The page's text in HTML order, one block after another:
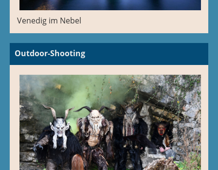
Venedig im Nebel
Outdoor-Shooting